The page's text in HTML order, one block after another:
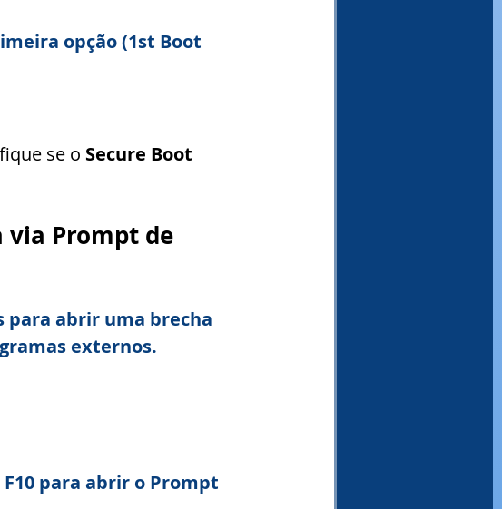
opção (1st Boot
se o Secure Boot
via Prompt de
para abrir uma brecha
externos.
para abrir o Prompt